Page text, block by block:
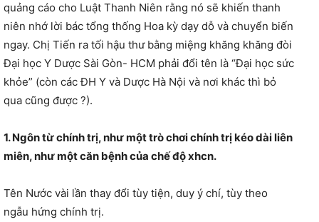
quảng cáo cho Luật Thanh Niên rằng nó sẽ khiến thanh
niên nhớ lời bác tổng thống Hoa kỳ dạy dỗ và chuyển biến
ngay. Chị Tiến ra tối hậu thư bằng miệng khăng khăng đòi
Đại học Y Dược Sài Gòn- HCM phải đổi tên là “Đại học sức
khỏe” (còn các ĐH Y và Dược Hà Nội và nơi khác thì bỏ
qua cũng được ?).
1. Ngôn từ chính trị, như một trò chơi chính trị kéo dài liên
miên, như một căn bệnh của chế độ xhcn.
Tên Nước vài lần thay đổi tùy tiện, duy ý chí, tùy theo
ngẫu hứng chính trị.